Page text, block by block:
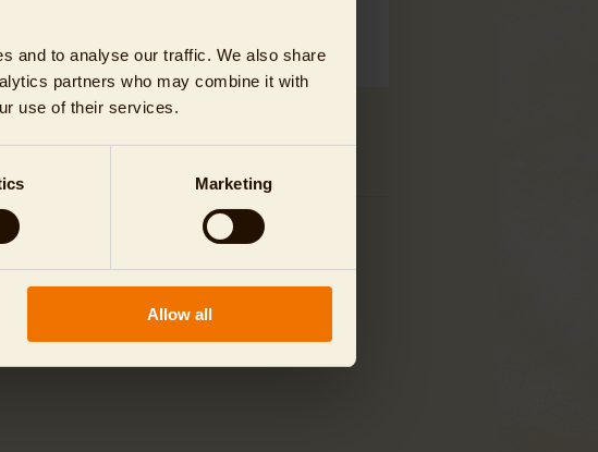
and to analyse our traffic. We also share
partners who may combine it with
use of their services.
Marketing
Allow all